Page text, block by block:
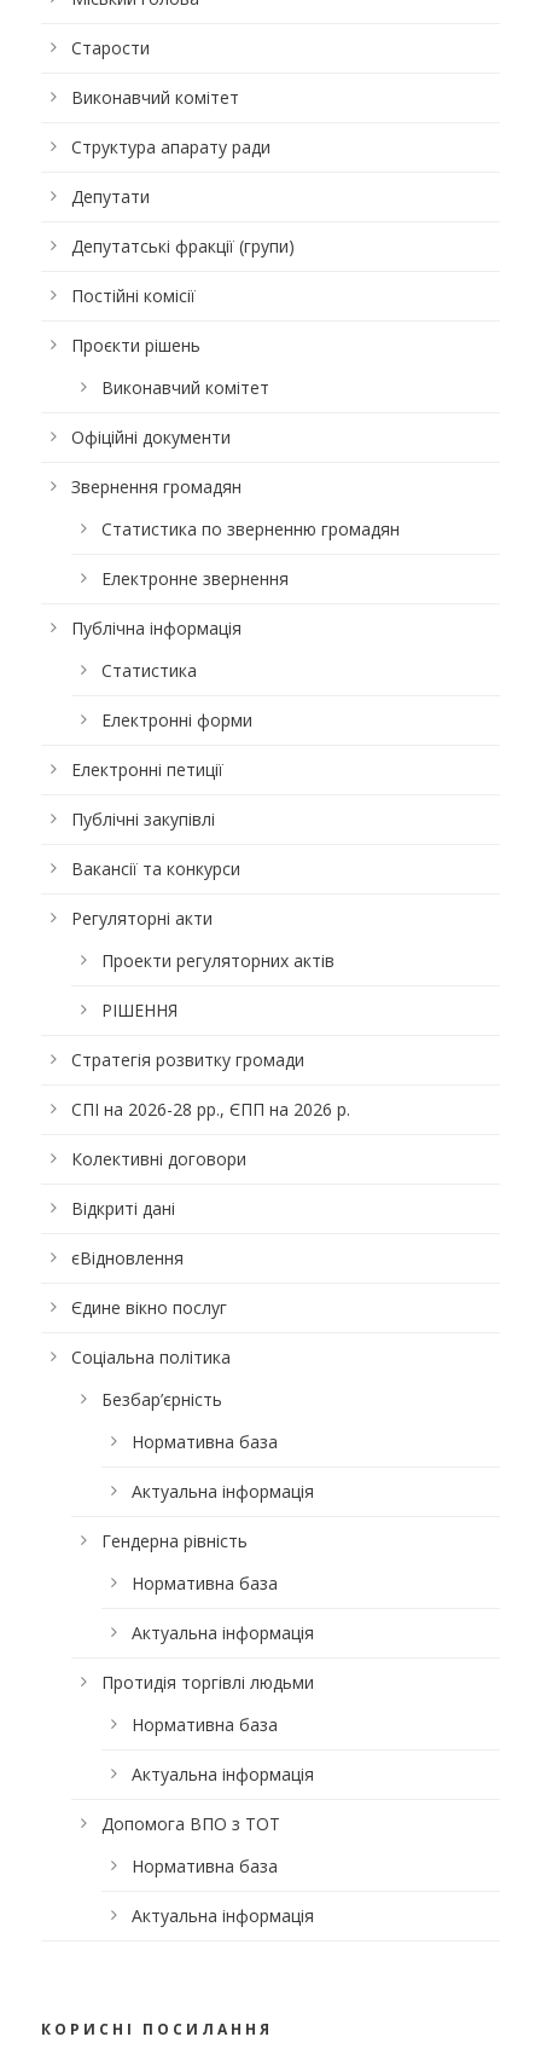
Старости
Виконавчий комітет
Структура апарату ради
Депутати
Депутатські фракції (групи)
Постійні комісії
Проєкти рішень
Виконавчий комітет
Офіційні документи
Звернення громадян
Статистика по зверненню громадян
Електронне звернення
Публічна інформація
Статистика
Електронні форми
Електронні петиції
Публічні закупівлі
Вакансії та конкурси
Регуляторні акти
Проекти регуляторних актів
РІШЕННЯ
Стратегія розвитку громади
СПІ на 2026-28 рр., ЄПП на 2026 р.
Колективні договори
Відкриті дані
єВідновлення
Єдине вікно послуг
Соціальна політика
Безбар’єрність
Нормативна база
Актуальна інформація
Гендерна рівність
Нормативна база
Актуальна інформація
Протидія торгівлі людьми
Нормативна база
Актуальна інформація
Допомога ВПО з ТОТ
Нормативна база
Актуальна інформація
КОРИСНІ ПОСИЛАННЯ